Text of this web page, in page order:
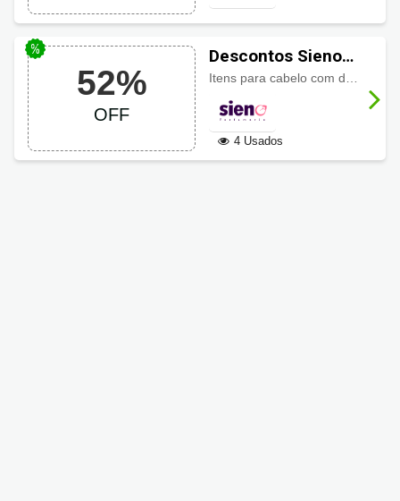
52%
OFF
Descontos Sieno
Perfumes até 52%
OFF
Itens para cabelo com descontos de até 52%, confira aqui!
4 Usados